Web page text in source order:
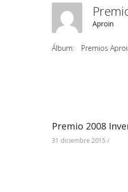
Aproin
Álbum: Premios
Premio 2008
31 diciembre 2015 /